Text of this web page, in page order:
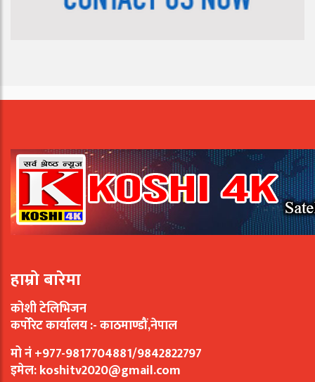
हाम्रो बारेमा
कोशी टेलिभिजन
कर्पोरेट कार्यालय :- काठमाण्डौं,नेपाल
मो नं +977-9817704881/9842822797
इमेल:koshitv2020@gmail.com